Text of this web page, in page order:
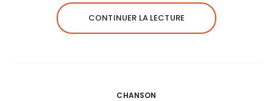
CONTINUER LA LECTURE
CHANSON